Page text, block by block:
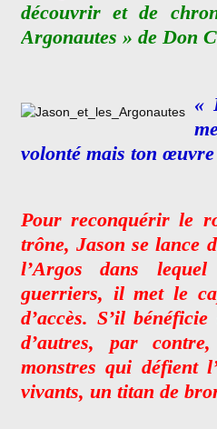
découvrir et de
Argonautes » de Don
«
volonté mais ton
Pour reconquérir le
trône, Jason se lance
l’Argos dans
guerriers, il met le
d’accès. S’il
d’autres, par
monstres qui défient
vivants, un titan de